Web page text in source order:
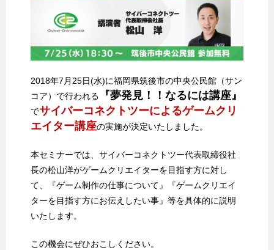
2018年7月25日(水)に福岡県筑後市の中央公民館（サン
コア）で行われる
『夢発見！！なるには講座』
でサイバーコネクトツーによるゲームクリ
エイター講座の実施が決定いたしました。
本セミナーでは、サイバーコネクトツー代表取締役社
長の松山洋がゲームクリエイターを目指す方に対し
て、『ゲーム制作の仕事について』『ゲームクリエイ
ターを目指す方にお伝えしたい事』等を具体的に説明
いたします。
この機会にぜひおこしください。